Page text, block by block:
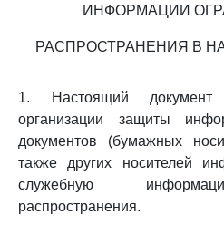
ИНФОРМАЦИИ
РАСПРОСТРАНЕНИЯ В
1. Настоящий документ
организации защиты
документов (бумажных
также других носителей
служебную
распространения.